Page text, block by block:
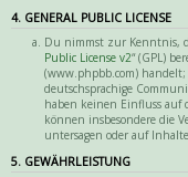
4. GENERAL PUBLIC LICENSE
Du nimmst zur Kenntnis,
Public License v2“ (GPL)
(www.phpbb.com)
deutschsprachige
haben keinen Einfluss auf
können insbesondere die
untersagen oder auf
5. GEWÄHRLEISTUNG